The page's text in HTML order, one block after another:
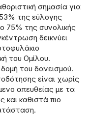
σημασία για
της εύλογης
75% της συνολικής
δεικνύει
του Ομίλου.
του δανεισμού.
είναι χωρίς
απευθείας με τα
και καθιστά πιο